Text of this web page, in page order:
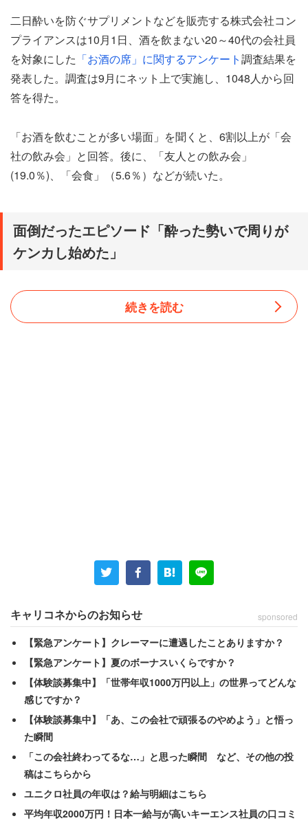
二日酔いを防ぐサプリメントなどを販売する株式会社コン
プライアンスは10月1日、酒を飲まない20～40代の会社員
を対象にした 「お酒の席」に関するアンケート調査結果を
発表した。調査は9月にネット上で実施し、1048人から回
答を得た。
「お酒を飲むことが多い場面」を聞くと、6割以上が「会
社の飲み会」と回答。後に、「友人との飲み会」
(19.0％)、「会食」（5.6％）などが続いた。
面倒だったエピソード「酔った勢いで周りが
ケンカし始めた」
駄にかかる」という回答で32.9％だった。飲み会で割り勘
は無駄に感じても仕方ないだろう。
次に多かったのが「上司や周りに気を使う」（22.8％）、
「飲めないからつまらない」（21.3％）となっている。
さらに、お酒の席で一番面倒だったエピソードとして
「酔いつぶれた人の介抱を頼まれた」（40代女性）
「酔った勢いで周りがケンカし始めた」（30代男
性）
「なかなかお開きにならない」（40代女性）
続きを読む
キャリコネからのお知らせ sponsored
【緊急アンケート】クレーマーに遭遇したことありますか？
【緊急アンケート】夏のボーナスいくらですか？
【体験談募集中】「世帯年収1000万円以上」の世界ってどんな
感じですか？
【体験談募集中】「あ、この会社で頑張るのやめよう」と悟っ
た瞬間
「この会社終わってるな…」と思った瞬間 など、その他の投
稿はこちらから
ユニクロ社員の年収は？給与明細はこちら
平均年収2000万円！日本一給与が高いキーエンス社員の口コミ